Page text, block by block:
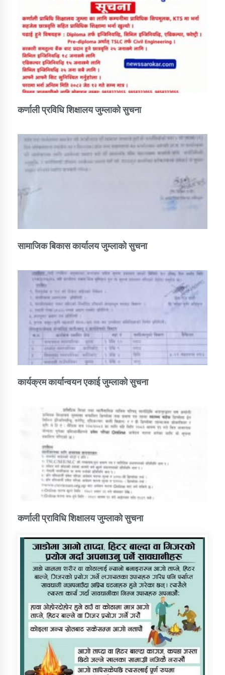
कर्णाली प्रविधि शिक्षालय जुम्लाको सुचना
सामाजिक बिकास कार्यालय जुम्लाकाे सुचना
कार्यक्रम कार्यान्वयन एकाई जुम्लाको सुचना
कर्णाली प्राविधि शिक्षालय जुम्लाको सुचना